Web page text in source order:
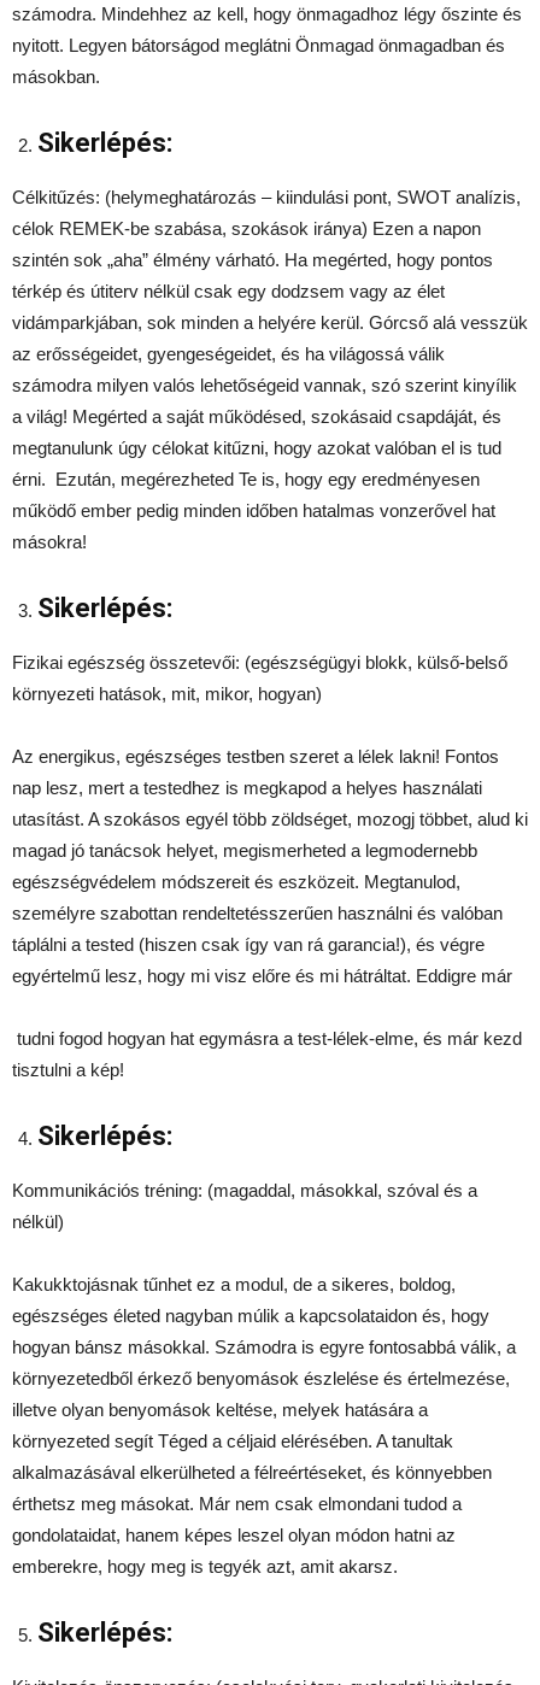
számodra. Mindehhez az kell, hogy önmagadhoz légy őszinte és
nyitott. Legyen bátorságod meglátni Önmagad önmagadban és
másokban.
Sikerlépés:
Célkitűzés: (helymeghatározás – kiindulási pont, SWOT analízis,
célok REMEK-be szabása, szokások iránya) Ezen a napon
szintén sok „aha” élmény várható. Ha megérted, hogy pontos
térkép és útiterv nélkül csak egy dodzsem vagy az élet
vidámparkjában, sok minden a helyére kerül. Górcső alá vesszük
az erősségeidet, gyengeségeidet, és ha világossá válik
számodra milyen valós lehetőségeid vannak, szó szerint kinyílik
a világ! Megérted a saját működésed, szokásaid csapdáját, és
megtanulunk úgy célokat kitűzni, hogy azokat valóban el is tud
érni. Ezután, megérezheted Te is, hogy egy eredményesen
működő ember pedig minden időben hatalmas vonzerővel hat
másokra!
Sikerlépés:
Fizikai egészség összetevői: (egészségügyi blokk, külső-belső
környezeti hatások, mit, mikor, hogyan)
Az energikus, egészséges testben szeret a lélek lakni! Fontos
nap lesz, mert a testedhez is megkapod a helyes használati
utasítást. A szokásos egyél több zöldséget, mozogj többet, alud ki
magad jó tanácsok helyet, megismerheted a legmodernebb
egészségvédelem módszereit és eszközeit. Megtanulod,
személyre szabottan rendeltetésszerűen használni és valóban
táplálni a tested (hiszen csak így van rá garancia!), és végre
egyértelmű lesz, hogy mi visz előre és mi hátráltat. Eddigre már
tudni fogod hogyan hat egymásra a test-lélek-elme, és már kezd
tisztulni a kép!
Sikerlépés:
Kommunikációs tréning: (magaddal, másokkal, szóval és a
nélkül)
Kakukktojásnak tűnhet ez a modul, de a sikeres, boldog,
egészséges életed nagyban múlik a kapcsolataidon és, hogy
hogyan bánsz másokkal. Számodra is egyre fontosabbá válik, a
környezetedből érkező benyomások észlelése és értelmezése,
illetve olyan benyomások keltése, melyek hatására a
környezeted segít Téged a céljaid elérésében. A tanultak
alkalmazásával elkerülheted a félreértéseket, és könnyebben
érthetsz meg másokat. Már nem csak elmondani tudod a
gondolataidat, hanem képes leszel olyan módon hatni az
emberekre, hogy meg is tegyék azt, amit akarsz.
Sikerlépés: